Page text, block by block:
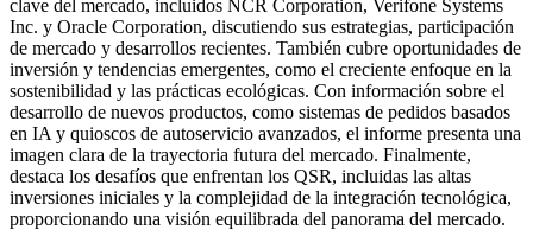
clave del mercado, incluidos NCR Corporation, Verifone Systems
Inc. y Oracle Corporation, discutiendo sus estrategias, participación
de mercado y desarrollos recientes. También cubre oportunidades de
inversión y tendencias emergentes, como el creciente enfoque en la
sostenibilidad y las prácticas ecológicas. Con información sobre el
desarrollo de nuevos productos, como sistemas de pedidos basados ​​
en IA y quioscos de autoservicio avanzados, el informe presenta una
imagen clara de la trayectoria futura del mercado. Finalmente,
destaca los desafíos que enfrentan los QSR, incluidas las altas
inversiones iniciales y la complejidad de la integración tecnológica,
proporcionando una visión equilibrada del panorama del mercado.